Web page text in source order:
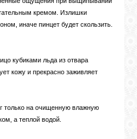
кремом. Излишки
иначе пинцет будет скользить.
кубиками льда из отвара
кожу и прекрасно заживляет
только на очищенную влажную
а теплой водой.